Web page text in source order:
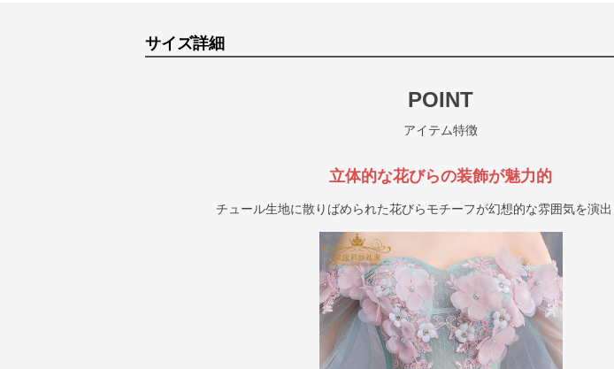
サイズ詳細
POINT
アイテム特徴
立体的な花びらの装飾が魅力的
チュール生地に散りばめられた花びらモチーフが幻想的な雰囲気を演出